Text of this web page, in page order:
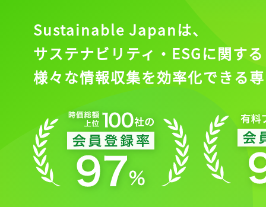
Sustainable Japanは、
サステナビリティ・ESGに関する
様々な情報収集を効率化できる